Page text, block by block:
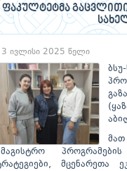
ფაკულტეტმა
3 ივლისი 2025 წელი
პროგრამების